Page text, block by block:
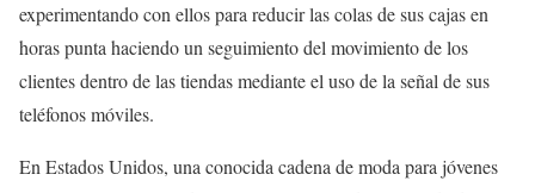
experimentando con ellos para reducir las colas de sus cajas en
horas punta haciendo un seguimiento del movimiento de los
clientes dentro de las tiendas mediante el uso de la señal de sus
teléfonos móviles.
En Estados Unidos, una conocida cadena de moda para jóvenes